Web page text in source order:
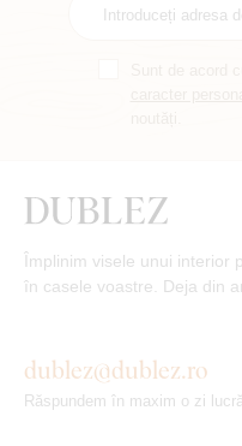
Împlinim visele unui interior
în casele voastre. Deja din
dublez@dublez.ro
Răspundem în maxim o zi